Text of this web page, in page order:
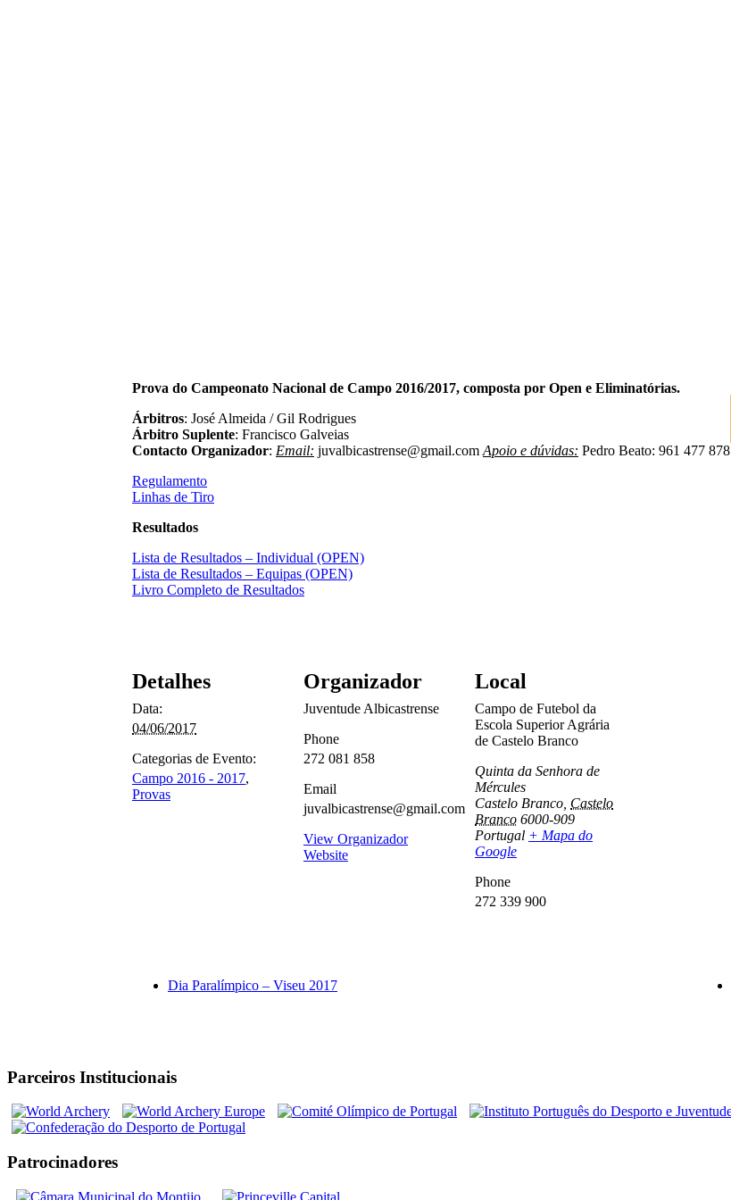
Prova do Campeonato Nacional de Campo 2016/2017, composta por Open e Eliminatórias.
Árbitros: José Almeida / Gil Rodrigues
Árbitro Suplente: Francisco Galveias
Contacto Organizador: Email: juvalbicastrense@gmail.com Apoio e dúvidas: Pedro Beato: 961 477 878
Regulamento
Linhas de Tiro
Resultados
Lista de Resultados – Individual (OPEN)
Lista de Resultados – Equipas (OPEN)
Livro Completo de Resultados
Detalhes
Data:
04/06/2017
Categorias de Evento:
Campo 2016 - 2017,
Provas
Organizador
Juventude Albicastrense
Phone
272 081 858
Email
juvalbicastrense@gmail.com
View Organizador
Website
Local
Campo de Futebol da
Escola Superior Agrária
de Castelo Branco
Quinta da Senhora de
Mércules
Castelo Branco Castelo
Branco 6000-909
Portugal + Mapa do
Google
Phone
272 339 900
Dia Paralímpico – Viseu 2017
Parceiros Institucionais
Patrocinadores